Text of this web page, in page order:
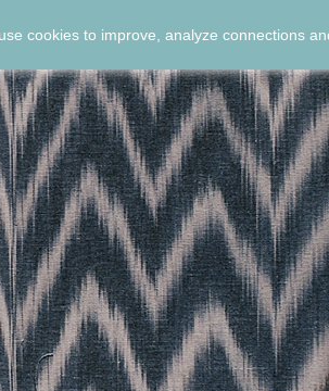
cookies to improve, analyze connections